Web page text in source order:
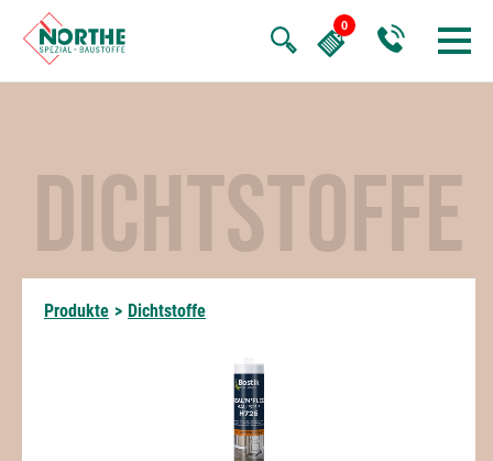
DICHTSTOFFE
Produkte > Dichtstoffe